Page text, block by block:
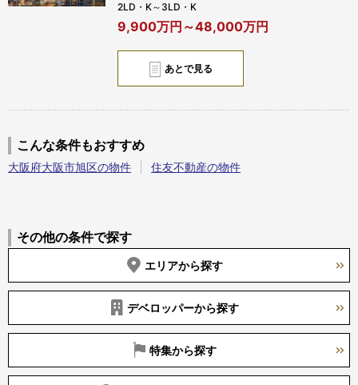
あとで見る
2LD・K～3LD・K
9,900万円～48,000万円
こんな条件もおすすめ
大阪府大阪市旭区の物件 住友不動産の物件
その他の条件で探す
エリアから探す
デベロッパーから探す
特集から探す